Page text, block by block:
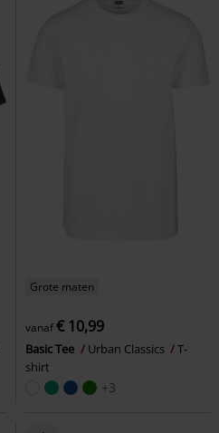
Grote maten
vanaf€ 10,99
Basic Tee Urban Classics
T-
shirt
+3